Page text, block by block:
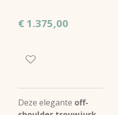
€ 1.375,00
Deze elegante off-